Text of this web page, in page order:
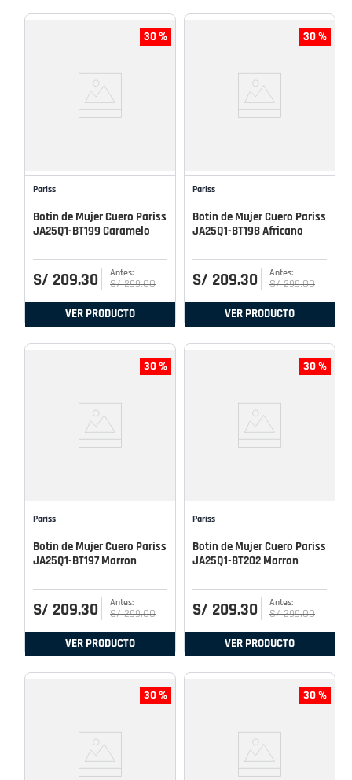
30 %
Pariss
Botin de Mujer Cuero Pariss
JA25Q1-BT199 Caramelo
S/ 209.30 S/ 299.00
VER PRODUCTO
30 %
Pariss
Botin de Mujer Cuero Pariss
JA25Q1-BT198 Africano
S/ 209.30 S/ 299.00
VER PRODUCTO
30 %
Pariss
Botin de Mujer Cuero Pariss
JA25Q1-BT197 Marron
S/ 209.30 S/ 299.00
VER PRODUCTO
30 %
Pariss
Botin de Mujer Cuero Pariss
JA25Q1-BT202 Marron
S/ 209.30 S/ 299.00
VER PRODUCTO
30 % 30 %